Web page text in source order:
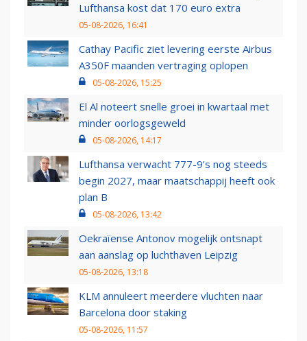
Lufthansa kost dat 170 euro extra
05-08-2026, 16:41
Cathay Pacific ziet levering eerste Airbus
A350F maanden vertraging oplopen
05-08-2026, 15:25
El Al noteert snelle groei in kwartaal met
minder oorlogsgeweld
05-08-2026, 14:17
Lufthansa verwacht 777-9’s nog steeds
begin 2027, maar maatschappij heeft ook
plan B
05-08-2026, 13:42
Oekraïense Antonov mogelijk ontsnapt
aan aanslag op luchthaven Leipzig
05-08-2026, 13:18
KLM annuleert meerdere vluchten naar
Barcelona door staking
05-08-2026, 11:57